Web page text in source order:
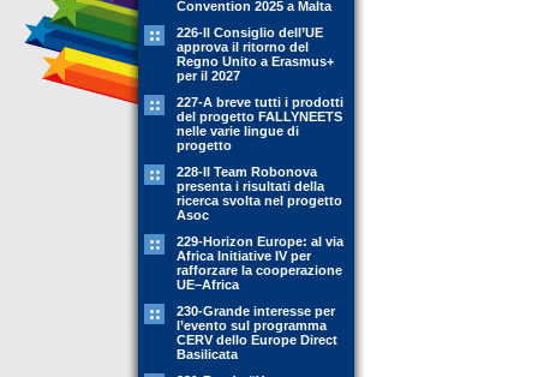
Convention 2025 a Malta
226-Il Consiglio dell’UE
approva il ritorno del
Regno Unito a Erasmus+
per il 2027
227-A breve tutti i prodotti
del progetto FALLYNEETS
nelle varie lingue di
progetto
228-Il Team Robonova
presenta i risultati della
ricerca svolta nel progetto
Asoc
229-Horizon Europe: al via
Africa Initiative IV per
rafforzare la cooperazione
UE–Africa
230-Grande interesse per
l’evento sul programma
CERV dello Europe Direct
Basilicata